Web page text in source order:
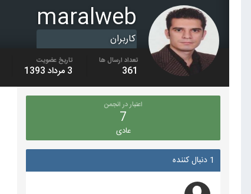
maralweb
کاربران
تعداد ارسال ها
361
تاریخ عضویت
3 مرداد 1393
اعتبار در انجمن
7
عادی
1 دنبال کننده